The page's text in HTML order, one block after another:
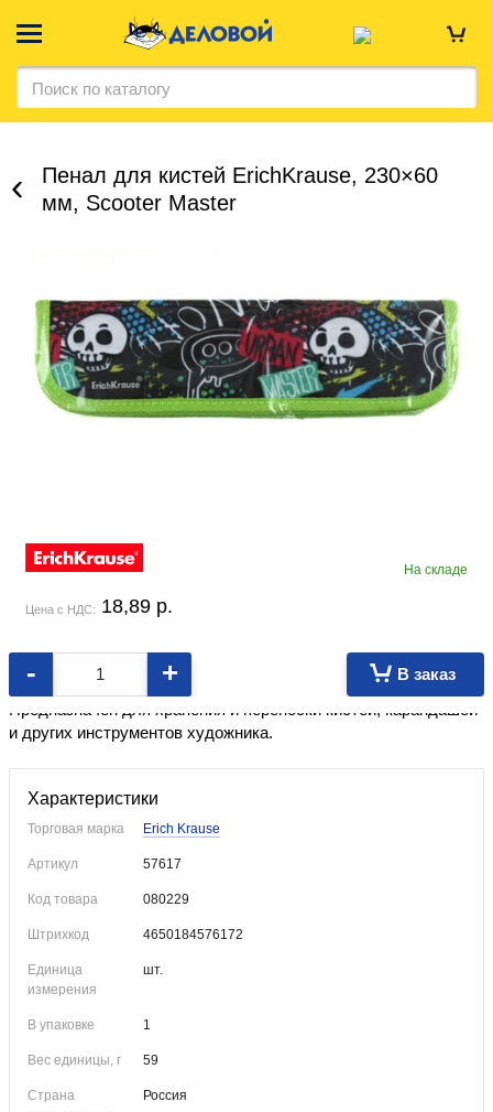
Пенал для кистей ErichKrause, 230×60
мм, Scooter Master
На складе
Цена с НДС: 18,89 p.
- + В заказ
Пенал изготовлен из полиэстера с тканевой оторочкой.
Предназначен для хранения и переноски кистей, карандашей
и других инструментов художника.
Характеристики
Торговая марка Erich Krause
Артикул 57617
Код товара 080229
Штрихкод 4650184576172
Единица
измерения
шт.
В упаковке 1
Вес единицы, г 59
Страна
Россия